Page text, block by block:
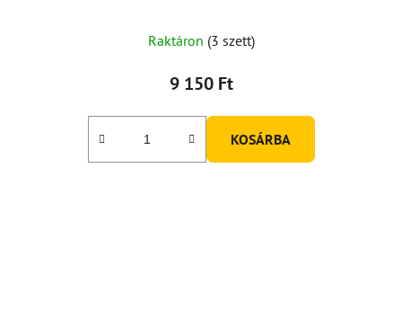
Raktáron (3 szett)
9 150 Ft
KOSÁRBA